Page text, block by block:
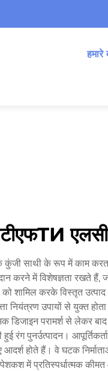
हमारे
टीएफТИ
कुंजी साथी के रूप में काम
में विशेषज्ञता रखते हैं,
को शामिल करके विस्तृत
नियंत्रण उपायों से युक्त
डिजाइन परामर्श से
रंग पुनर्उत्पादन।
आदर्श होते हैं। वे घटक
पेशकश में प्रतिस्पर्धात्मक